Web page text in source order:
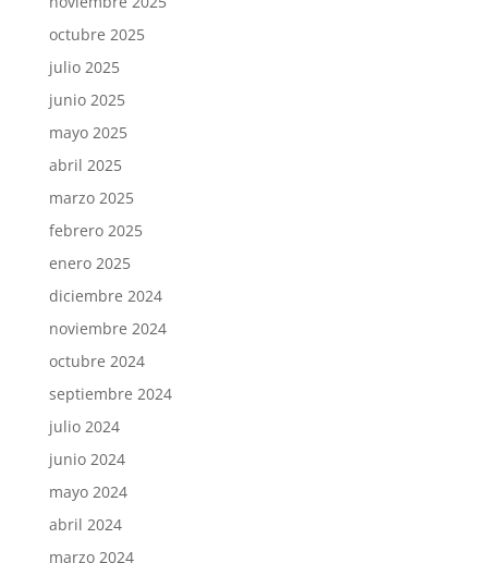
octubre 2025
julio 2025
junio 2025
mayo 2025
abril 2025
marzo 2025
febrero 2025
enero 2025
diciembre 2024
noviembre 2024
octubre 2024
septiembre 2024
julio 2024
junio 2024
mayo 2024
abril 2024
marzo 2024